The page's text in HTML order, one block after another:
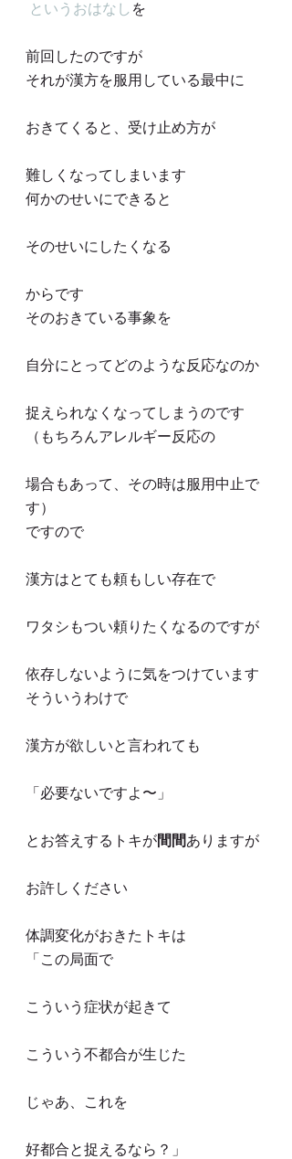
というおはなしを
前回したのですが
それが漢方を服用している最中に
おきてくると、受け止め方が
難しくなってしまいます
何かのせいにできると
そのせいにしたくなる
からです
そのおきている事象を
自分にとってどのような反応なのか
捉えられなくなってしまうのです
（もちろんアレルギー反応の
場合もあって、その時は服用中止で
す）
ですので
漢方はとても頼もしい存在で
ワタシもつい頼りたくなるのですが
依存しないように気をつけています
そういうわけで
漢方が欲しいと言われても
「必要ないですよ〜」
とお答えするトキが間間ありますが
お許しください
体調変化がおきたトキは
「この局面で
こういう症状が起きて
こういう不都合が生じた
じゃあ、これを
好都合と捉えるなら？」